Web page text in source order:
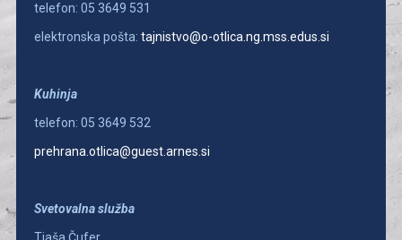
telefon: 05 3649 531
elektronska pošta: tajnistvo@o-otlica.ng.mss.edus.si
Kuhinja
telefon: 05 3649 532
prehrana.otlica@guest.arnes.si
Svetovalna služba